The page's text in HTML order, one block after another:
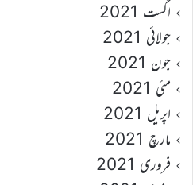
اگست 2021
جولائی 2021
جون 2021
مئی 2021
اپریل 2021
مارچ 2021
فروری 2021